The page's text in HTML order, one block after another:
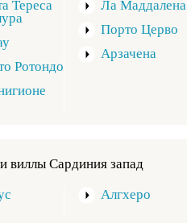
Тереса
Ротондо
Ла Маддалена
Порто Церво
Арзачена
виллы Сардиния запад
Алгхеро